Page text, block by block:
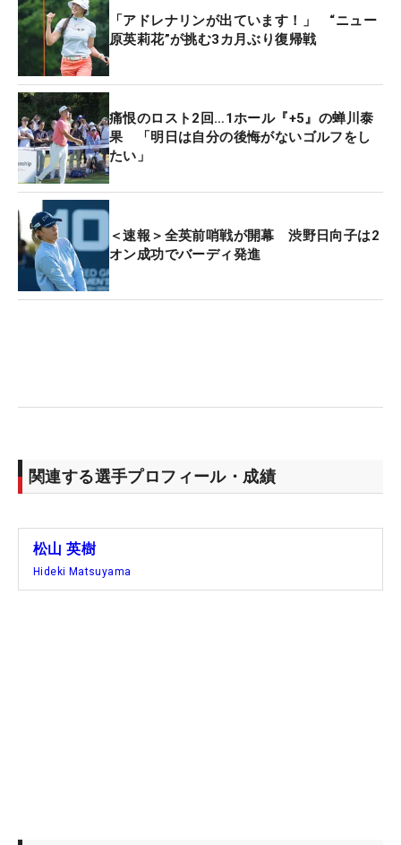
「アドレナリンが出ています！」 “ニュー
原英莉花”が挑む3カ月ぶり復帰戦
痛恨のロスト2回…1ホール『+5』の蝉川泰
果 「明日は自分の後悔がないゴルフをし
たい」
＜速報＞全英前哨戦が開幕 渋野日向子は2
オン成功でバーディ発進
関連する選手プロフィール・成績
松山 英樹
Hideki Matsuyama